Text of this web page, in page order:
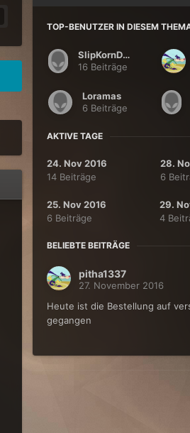
TOP-BENUTZER IN DIESEM
SlipKornDown
16 Beiträge
Loramas
6 Beiträge
AKTIVE TAGE
24. Nov 2016
14 Beiträge
28.
6
25. Nov 2016
6 Beiträge
29.
4
BELIEBTE BEITRÄGE
pitha1337
27. November 2016
Heute ist die Bestellung auf
gegangen